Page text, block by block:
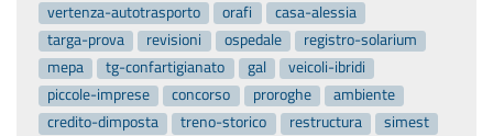
vertenza-autotrasporto
orafi
casa-alessia
targa-prova
revisioni ospedale
registro-solarium
mepa
tg-confartigianato gal
veicoli-ibridi
piccole-imprese
concorso proroghe
ambiente
credito-dimposta
treno-storico restructura
simest